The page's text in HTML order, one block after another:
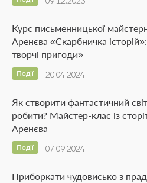
Курс письменницької
Аренєва «Скарбничка
творчі пригоди»
20.04.2024
Події
Як створити фантастичний
робити? Майстер-клас із
Аренєва
07.09.2024
Події
Приборкати чудовисько з